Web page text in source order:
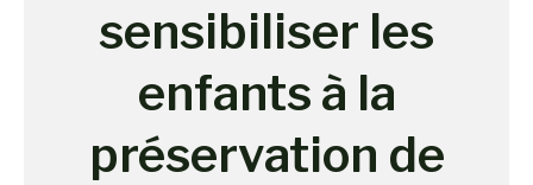
sensibiliser les
enfants à la
préservation de